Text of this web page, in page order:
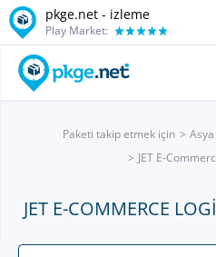
pkge.net - izleme
Play Market:
Paketi takip etmek için
JET E-
JET E-COMMERCE